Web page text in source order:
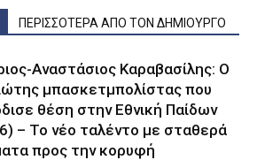
ΠΕΡΙΣΣΟΤΕΡΑ ΑΠΟ ΤΟΝ ΔΗΜΙΟΥΡΓΟ
Αναστάσιος Καραβασίλης: Ο
μπασκετμπολίστας που
θέση στην Εθνική Παίδων
– Το νέο ταλέντο με σταθερά
προς την κορυφή